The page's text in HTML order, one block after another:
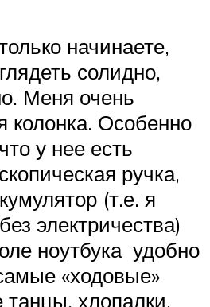
начинаете,
солидно,
Меня очень
колонка. Особенно
у нее есть
ручка,
(т.е. я
электричества)
ноутбука удобно
«ходовые»
хлопалки,